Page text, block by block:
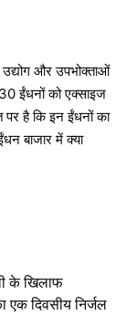
और उपभोक्ताओं
ईंधनों को एक्साइज
है कि इन ईंधनों का
बाजार में क्या
के खिलाफ
दिवसीय निर्जल